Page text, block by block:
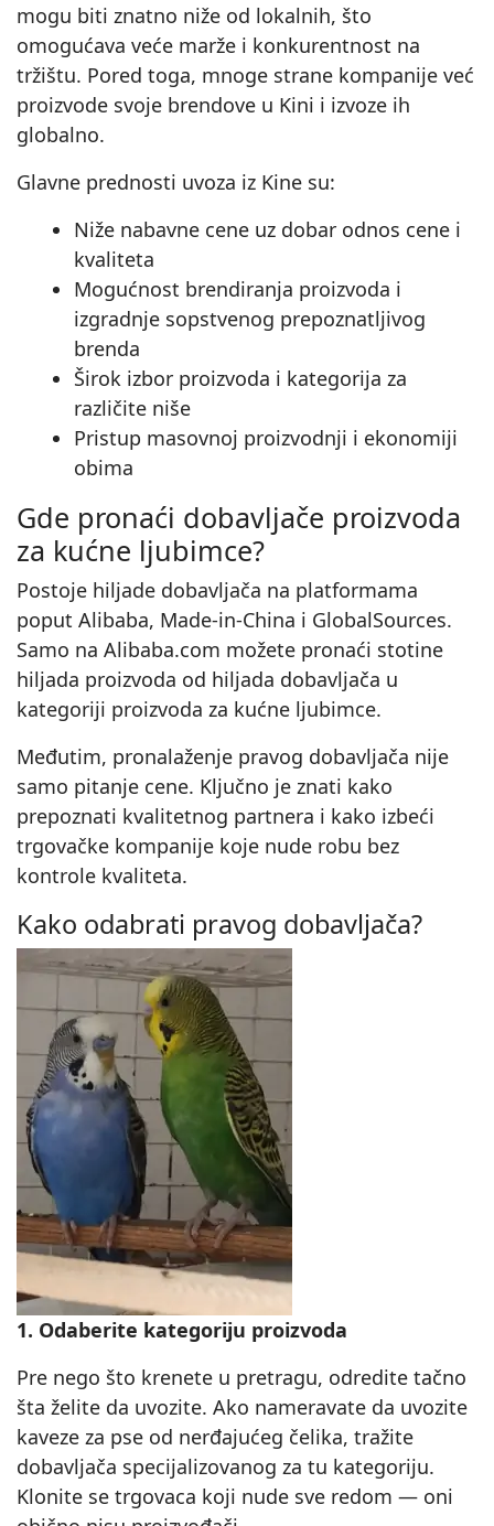
mogu biti znatno niže od lokalnih, što
omogućava veće marže i konkurentnost na
tržištu. Pored toga, mnoge strane kompanije već
proizvode svoje brendove u Kini i izvoze ih
globalno.
Glavne prednosti uvoza iz Kine su:
Niže nabavne cene uz dobar odnos cene i
kvaliteta
Mogućnost brendiranja proizvoda i
izgradnje sopstvenog prepoznatljivog
brenda
Širok izbor proizvoda i kategorija za
različite niše
Pristup masovnoj proizvodnji i ekonomiji
obima
Gde pronaći dobavljače proizvoda
za kućne ljubimce?
Postoje hiljade dobavljača na platformama
poput Alibaba, Made-in-China i GlobalSources.
Samo na Alibaba.com možete pronaći stotine
hiljada proizvoda od hiljada dobavljača u
kategoriji proizvoda za kućne ljubimce.
Međutim, pronalaženje pravog dobavljača nije
samo pitanje cene. Ključno je znati kako
prepoznati kvalitetnog partnera i kako izbeći
trgovačke kompanije koje nude robu bez
kontrole kvaliteta.
Kako odabrati pravog dobavljača?
1. Odaberite kategoriju proizvoda
Pre nego što krenete u pretragu, odredite tačno
šta želite da uvozite. Ako nameravate da uvozite
kaveze za pse od nerđajućeg čelika, tražite
dobavljača specijalizovanog za tu kategoriju.
Klonite se trgovaca koji nude sve redom — oni